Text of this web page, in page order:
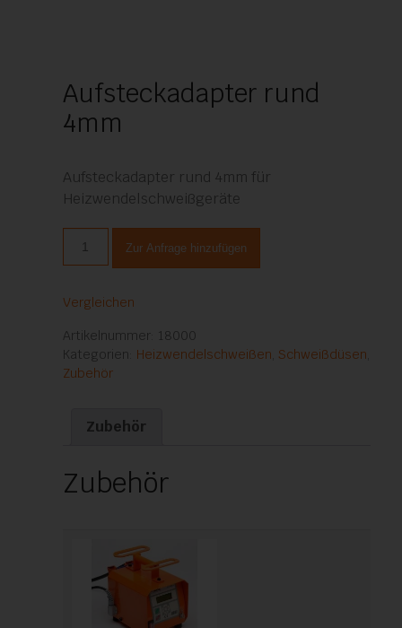
Aufsteckadapter rund
4mm
Aufsteckadapter rund 4mm für
Heizwendelschweißgeräte
rund
Zur Anfrage hinzufügen
Vergleichen
Artikelnummer:
18000
Kategorien: Heizwendelschweißen Schweißdüsen
Zubehör
Zubehör
Zubehör